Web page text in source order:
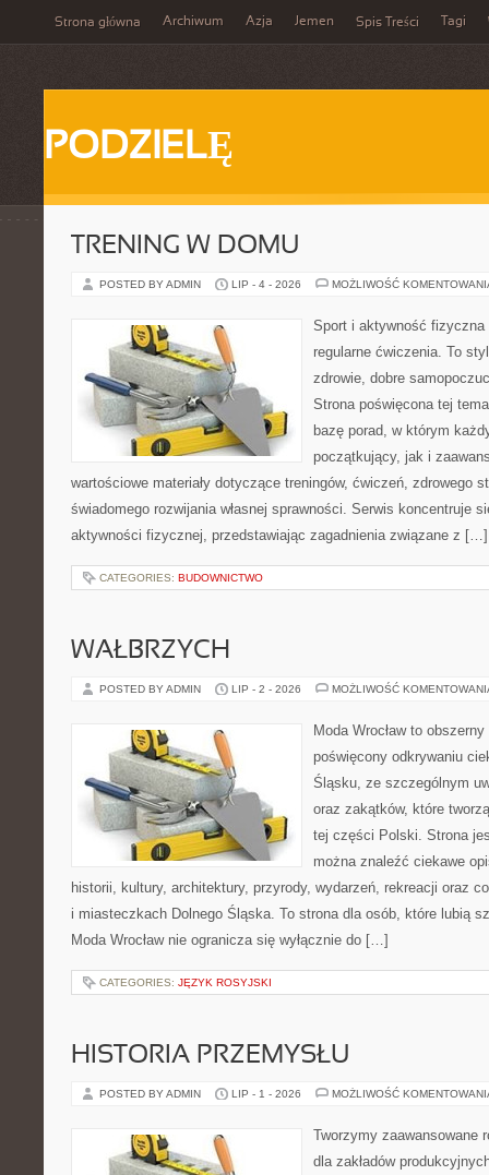
Strona główna Archiwum Azja Jemen Spis Treści Tagi
PODZIELĘ
TRENING W DOMU
POSTED BY ADMIN LIP - 4 - 2026 MOŻLIWOŚĆ
Sport i aktywność
regularne ćwiczenia. To
zdrowie, dobre
Strona poświęcona tej
bazę porad, w którym
początkujący, jak i
wartościowe materiały dotyczące treningów, ćwiczeń, zdrowego
świadomego rozwijania własnej sprawności. Serwis koncentruje
aktywności fizycznej, przedstawiając zagadnienia związane z […]
CATEGORIES: BUDOWNICTWO
WAŁBRZYCH
POSTED BY ADMIN LIP - 2 - 2026 MOŻLIWOŚĆ
Moda Wrocław to
poświęcony odkrywaniu
Śląsku, ze szczególnym
oraz zakątków, które
tej części Polski. Strona
można znaleźć ciekawe
historii, kultury, architektury, przyrody, wydarzeń, rekreacji oraz
i miasteczkach Dolnego Śląska. To strona dla osób, które lubią
Moda Wrocław nie ogranicza się wyłącznie do […]
CATEGORIES: JĘZYK ROSYJSKI
HISTORIA PRZEMYSŁU
POSTED BY ADMIN LIP - 1 - 2026 MOŻLIWOŚĆ
Tworzymy zaawansowane
dla zakładów